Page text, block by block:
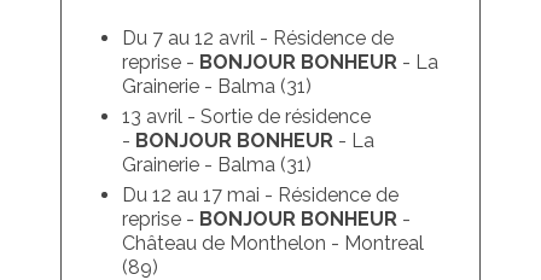
Du 7 au 12 avril - Résidence de
reprise - BONJOUR BONHEUR - La
Grainerie - Balma (31)
13 avril - Sortie de résidence
- BONJOUR BONHEUR - La
Grainerie - Balma (31)
Du 12 au 17 mai - Résidence de
reprise - BONJOUR BONHEUR -
Château de Monthelon - Montreal
(89)